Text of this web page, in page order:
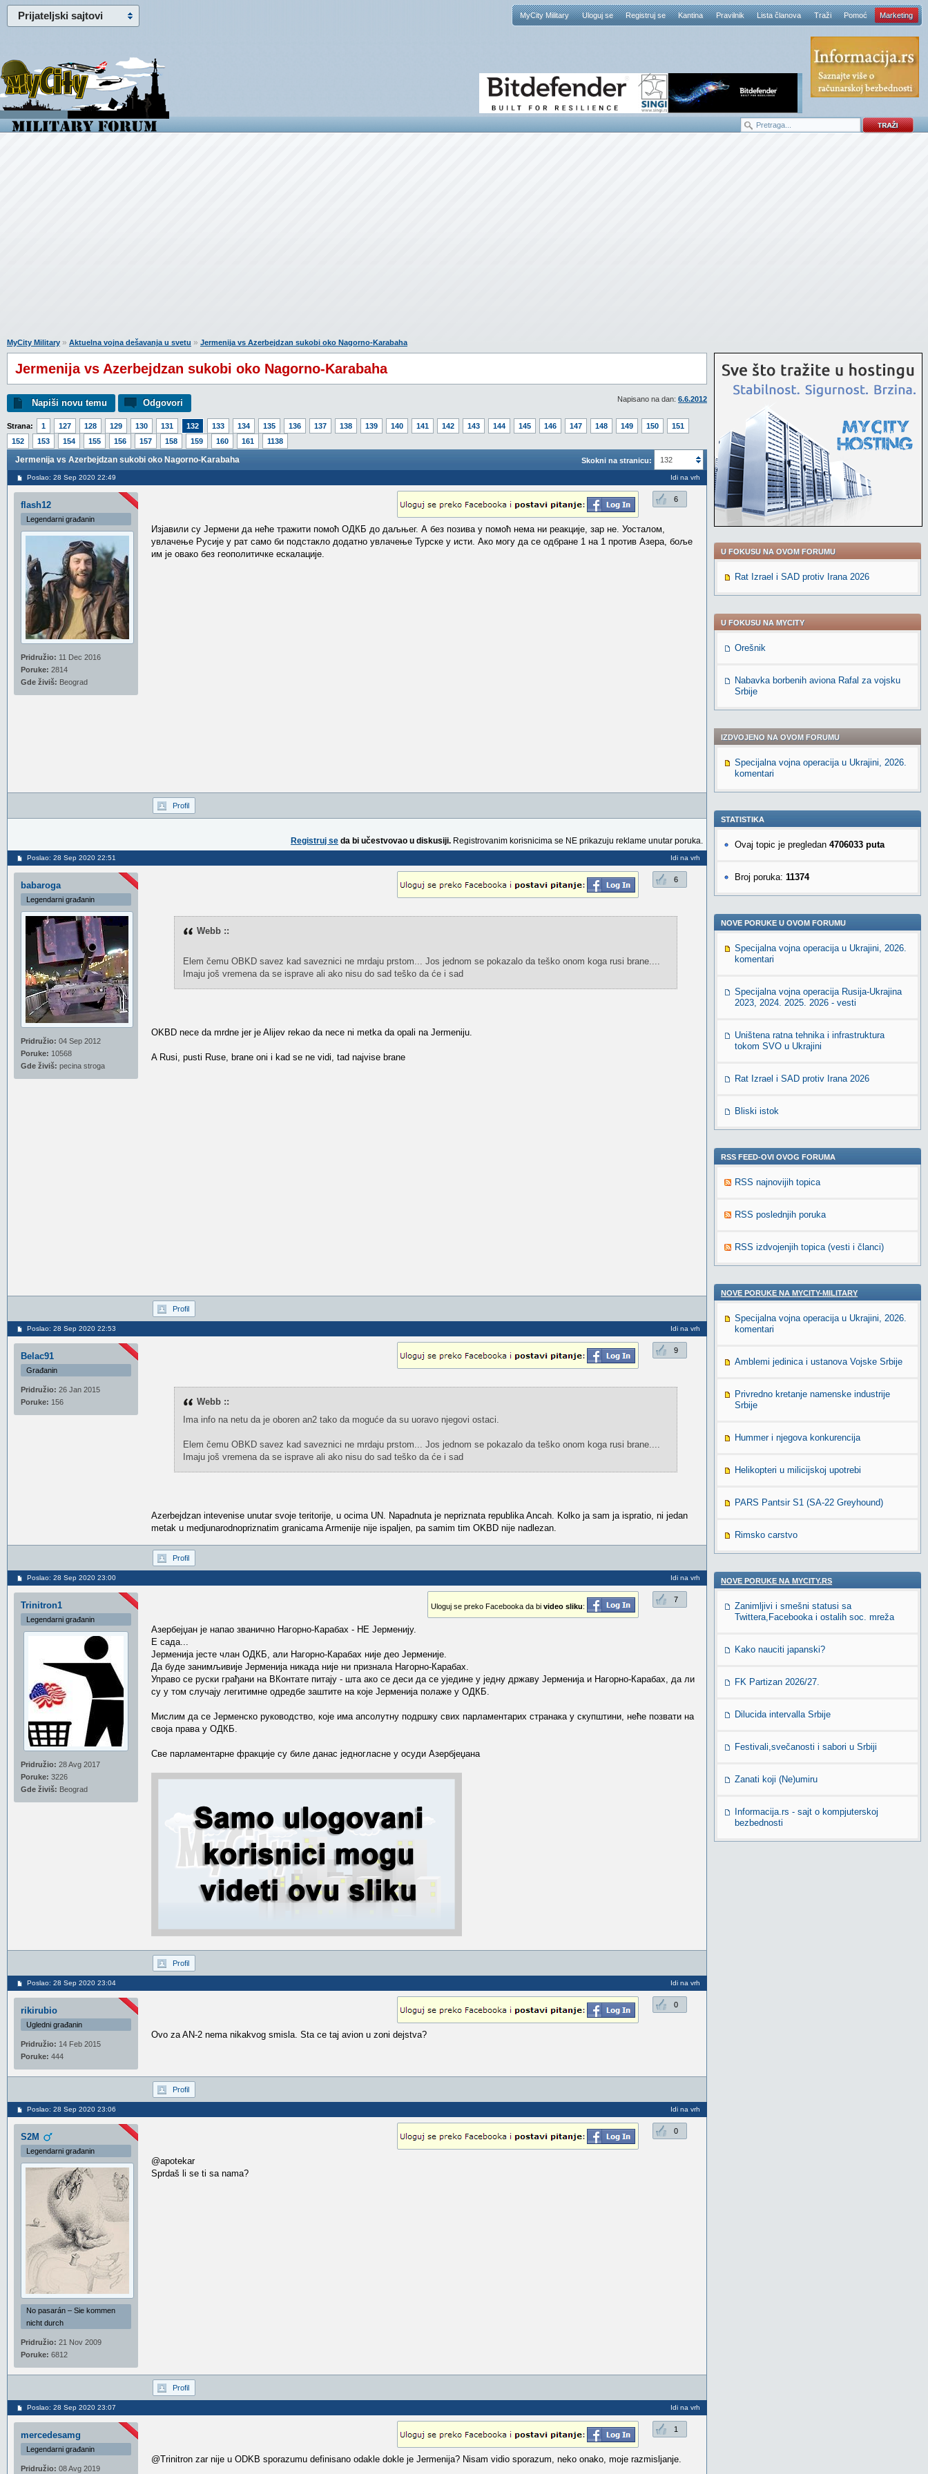
Prijateljski sajtovi MyCity Military Uloguj se Registruj se Kantina Pravilnik Lista članova Traži Pomoć Marketing
MyCity Military » Aktuelna vojna dešavanja u svetu » Jermenija vs Azerbejdzan sukobi oko Nagorno-Karabaha
Jermenija vs Azerbejdzan sukobi oko Nagorno-Karabaha
Napisano na dan: 6.6.2012
Napiši novu temu Odgovori
Strana: 1 127 128 129 130 131 132 133 134 135 136 137 138 139 140 141 142 143 144 145 146 147 148 149 150
151
152
153 154 155 156 157 158 159 160 161 1138
Skokni na stranicu: 132
Jermenija vs Azerbejdzan sukobi oko Nagorno-Karabaha
Poslao: 28 Sep 2020 22:49 Idi na vrh
flash12
Legendarni građanin
Pridružio: 11 Dec 2016
Poruke: 2814
Gde živiš: Beograd
6
Изјавили су Јермени да неће тражити помоћ ОДКБ до даљњег. А без позива у помоћ нема ни реакције, зар не. Уосталом,
увлачење Русије у рат само би подстакло додатно увлачење Турске у исти. Ако могу да се одбране 1 на 1 против Азера, боље
им је овако без геополитичке ескалације.
Profil
Registruj se da bi učestvovao u diskusiji. Registrovanim korisnicima se NE prikazuju reklame unutar poruka.
Poslao: 28 Sep 2020 22:51 Idi na vrh
babaroga
Legendarni građanin
Pridružio: 04 Sep 2012
Poruke: 10568
Gde živiš: pecina stroga
6
Webb ::
Elem čemu OBKD savez kad saveznici ne mrdaju prstom... Jos jednom se pokazalo da teško onom koga rusi brane....
Imaju još vremena da se isprave ali ako nisu do sad teško da će i sad
OKBD nece da mrdne jer je Alijev rekao da nece ni metka da opali na Jermeniju.
A Rusi, pusti Ruse, brane oni i kad se ne vidi, tad najvise brane
Profil
Poslao: 28 Sep 2020 22:53 Idi na vrh
Belac91
Građanin
Pridružio: 26 Jan 2015
Poruke: 156
9
Webb ::
Ima info na netu da je oboren an2 tako da moguće da su uoravo njegovi ostaci.
Elem čemu OBKD savez kad saveznici ne mrdaju prstom... Jos jednom se pokazalo da teško onom koga rusi brane....
Imaju još vremena da se isprave ali ako nisu do sad teško da će i sad
Azerbejdzan intevenise unutar svoje teritorije, u ocima UN. Napadnuta je nepriznata republika Ancah. Kolko ja sam ja ispratio, ni jedan
metak u medjunarodnopriznatim granicama Armenije nije ispaljen, pa samim tim OKBD nije nadlezan.
Profil
Poslao: 28 Sep 2020 23:00 Idi na vrh
Trinitron1
Legendarni građanin
Pridružio: 28 Avg 2017
Poruke: 3226
Gde živiš: Beograd
7
Uloguj se preko Facebooka da bi video sliku:
Азербејџан је напао званично Нагорно-Карабах - НЕ Јерменију.
Е сада...
Јерменија јесте члан ОДКБ, али Нагорно-Карабах није део Јерменије.
Да буде занимљивије Јерменија никада није ни признала Нагорно-Карабах.
Управо се руски грађани на ВКонтате питају - шта ако се деси да се уједине у једну државу Јерменија и Нагорно-Карабах, да ли
су у том случају легитимне одредбе заштите на које Јерменија полаже у ОДКБ.
Мислим да се Јерменско руководство, које има апсолутну подршку свих парламентарих странака у скупштини, неће позвати на
своја права у ОДКБ.
Све парламентарне фракције су биле данас једногласне у осуди Азербјеџана
Profil
Poslao: 28 Sep 2020 23:04 Idi na vrh
rikirubio
Ugledni građanin
Pridružio: 14 Feb 2015
Poruke: 444
0
Ovo za AN-2 nema nikakvog smisla. Sta ce taj avion u zoni dejstva?
Profil
Poslao: 28 Sep 2020 23:06 Idi na vrh
S2M
Legendarni građanin
No pasarán – Sie kommen
nicht durch
Pridružio: 21 Nov 2009
Poruke: 6812
0
@apotekar
Sprdaš li se ti sa nama?
Profil
Poslao: 28 Sep 2020 23:07 Idi na vrh
mercedesamg
Legendarni građanin
Pridružio: 08 Avg 2019
1
@Trinitron zar nije u ODKB sporazumu definisano odakle dokle je Jermenija? Nisam vidio sporazum, neko onako, moje razmisljanje.
U FOKUSU NA OVOM FORUMU
Rat Izrael i SAD protiv Irana 2026
U FOKUSU NA MYCITY
Orešnik
Nabavka borbenih aviona Rafal za vojsku
Srbije
IZDVOJENO NA OVOM FORUMU
Specijalna vojna operacija u Ukrajini, 2026.
komentari
STATISTIKA
Ovaj topic je pregledan 4706033 puta
Broj poruka: 11374
NOVE PORUKE U OVOM FORUMU
Specijalna vojna operacija u Ukrajini, 2026.
komentari
Specijalna vojna operacija Rusija-Ukrajina
2023, 2024. 2025. 2026 - vesti
Uništena ratna tehnika i infrastruktura
tokom SVO u Ukrajini
Rat Izrael i SAD protiv Irana 2026
Bliski istok
RSS FEED-OVI OVOG FORUMA
RSS najnovijih topica
RSS poslednjih poruka
RSS izdvojenjih topica (vesti i članci)
NOVE PORUKE NA MYCITY-MILITARY
Specijalna vojna operacija u Ukrajini, 2026.
komentari
Amblemi jedinica i ustanova Vojske Srbije
Privredno kretanje namenske industrije
Srbije
Hummer i njegova konkurencija
Helikopteri u milicijskoj upotrebi
PARS Pantsir S1 (SA-22 Greyhound)
Rimsko carstvo
NOVE PORUKE NA MYCITY.RS
Zanimljivi i smešni statusi sa
Twittera,Facebooka i ostalih soc. mreža
Kako nauciti japanski?
FK Partizan 2026/27.
Dilucida intervalla Srbije
Festivali,svečanosti i sabori u Srbiji
Zanati koji (Ne)umiru
Informacija.rs - sajt o kompjuterskoj
bezbednosti